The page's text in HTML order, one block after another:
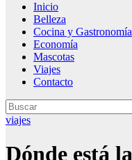
Inicio
Belleza
Cocina y Gastronomía
Economía
Mascotas
Viajes
Contacto
viajes
Dónde está